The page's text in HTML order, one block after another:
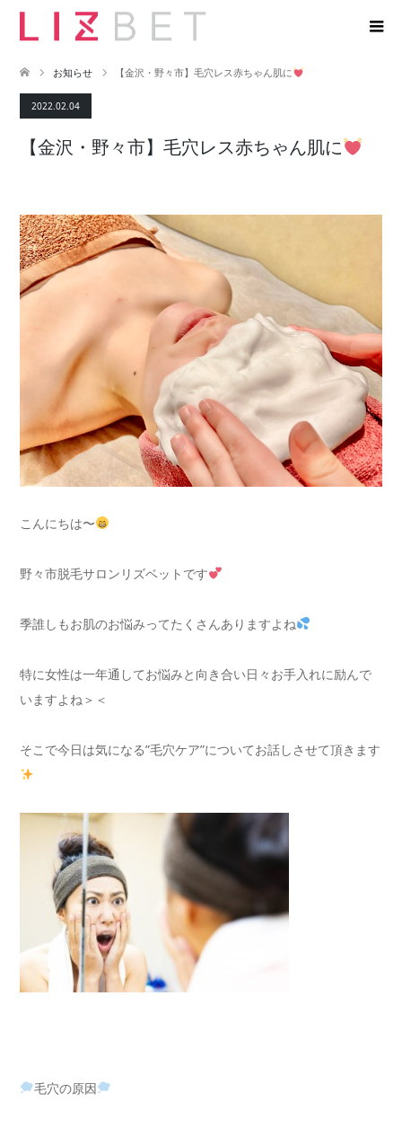
お知らせ 【金沢・野々市】毛穴レス赤ちゃん肌に
2022.02.04
【金沢・野々市】毛穴レス赤ちゃん肌に
こんにちは〜
野々市脱毛サロンリズベットです
季誰しもお肌のお悩みってたくさんありますよね
特に女性は一年通してお悩みと向き合い日々お手入れに励んで
いますよね＞＜
そこで今日は気になる”毛穴ケア”についてお話しさせて頂きます
毛穴の原因